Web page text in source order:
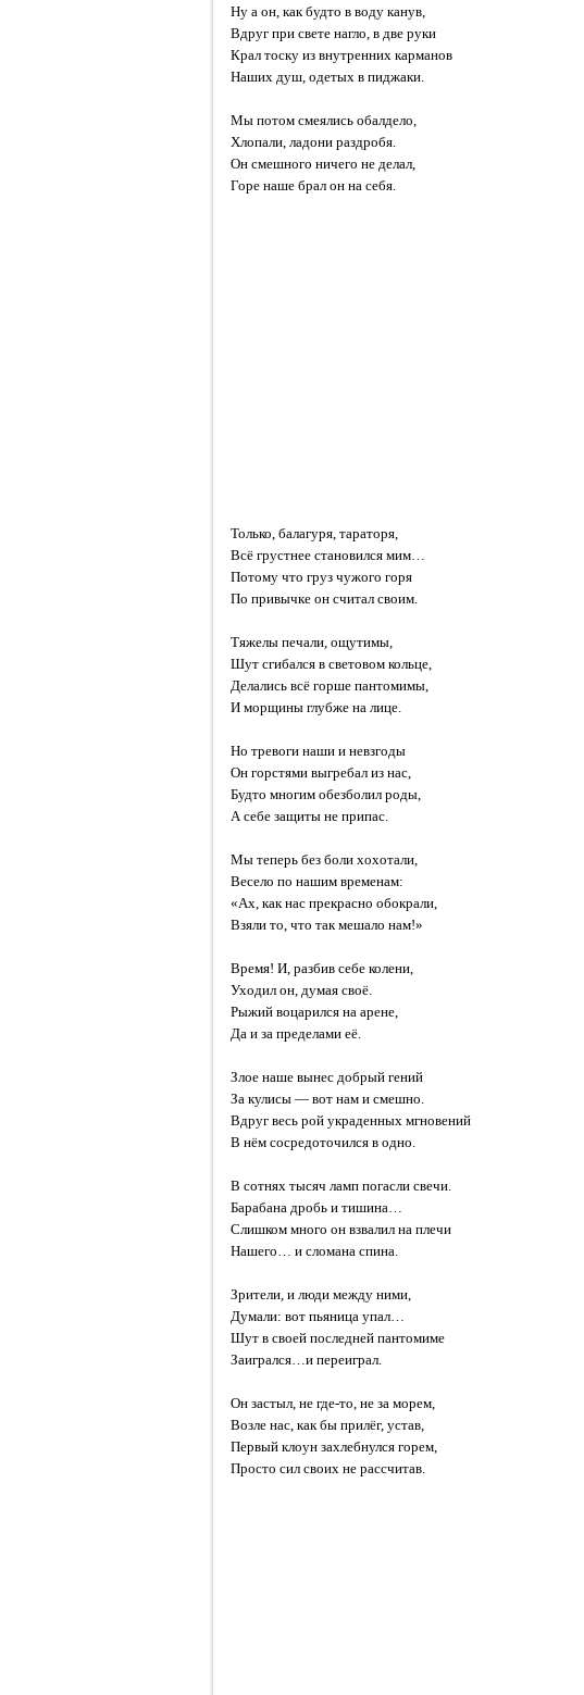
Ну а он, как будто в воду канув,
Вдруг при свете нагло, в две руки
Крал тоску из внутренних карманов
Наших душ, одетых в пиджаки.
Мы потом смеялись обалдело,
Хлопали, ладони раздробя.
Он смешного ничего не делал,
Горе наше брал он на себя.
Только, балагуря, тараторя,
Всё грустнее становился мим…
Потому что груз чужого горя
По привычке он считал своим.
Тяжелы печали, ощутимы,
Шут сгибался в световом кольце,
Делались всё горше пантомимы,
И морщины глубже на лице.
Но тревоги наши и невзгоды
Он горстями выгребал из нас,
Будто многим обезболил роды,
А себе защиты не припас.
Мы теперь без боли хохотали,
Весело по нашим временам:
«Ах, как нас прекрасно обокрали,
Взяли то, что так мешало нам!»
Время! И, разбив себе колени,
Уходил он, думая своё.
Рыжий воцарился на арене,
Да и за пределами её.
Злое наше вынес добрый гений
За кулисы — вот нам и смешно.
Вдруг весь рой украденных мгновений
В нём сосредоточился в одно.
В сотнях тысяч ламп погасли свечи.
Барабана дробь и тишина…
Слишком много он взвалил на плечи
Нашего… и сломана спина.
Зрители, и люди между ними,
Думали: вот пьяница упал…
Шут в своей последней пантомиме
Заигрался…и переиграл.
Он застыл, не где-то, не за морем,
Возле нас, как бы прилёг, устав,
Первый клоун захлебнулся горем,
Просто сил своих не рассчитав.